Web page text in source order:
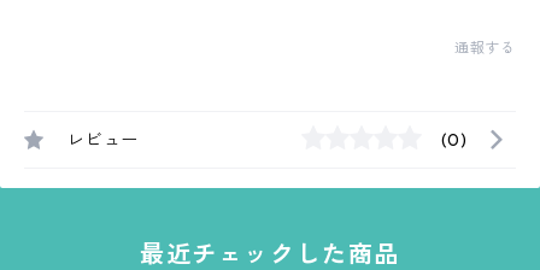
通報する
レビュー (0)
最近チェックした商品